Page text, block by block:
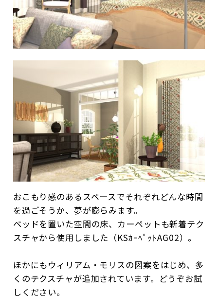
おこもり感のあるスペースでそれぞれどんな時間
を過ごそうか、夢が膨らみます。
ベッドを置いた空間の床、カーペットも新着テク
スチャから使用しました（KSｶｰﾍﾟｯﾄAG02）。
ほかにもウィリアム・モリスの図案をはじめ、多
くのテクスチャが追加されています。どうぞお試
しください。